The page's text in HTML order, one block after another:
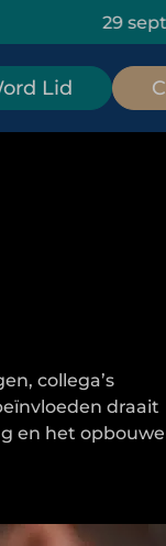
29 september
Lid
collega’s
draait
en het